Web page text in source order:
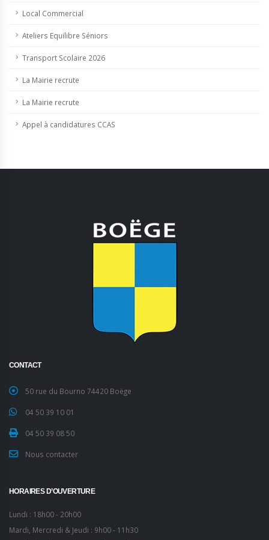
Local Commercial
Ateliers Equilibre Séniors
Transport Scolaire 2026
La Mairie recrute
La Mairie recrute
Appel à candidatures CCAS
CONTACT
50 rue du Bourno 74420 Boëge
04 50 39 10 01
04 50 39 08 50
Nous contacter
HORAIRES D’OUVERTURE
Lundi : 18h00 - 20h00
Mardi, Mercredi & Jeudi : 9h00 - 11h30